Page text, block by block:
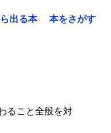
出る本 本をさがす
ること全般を対